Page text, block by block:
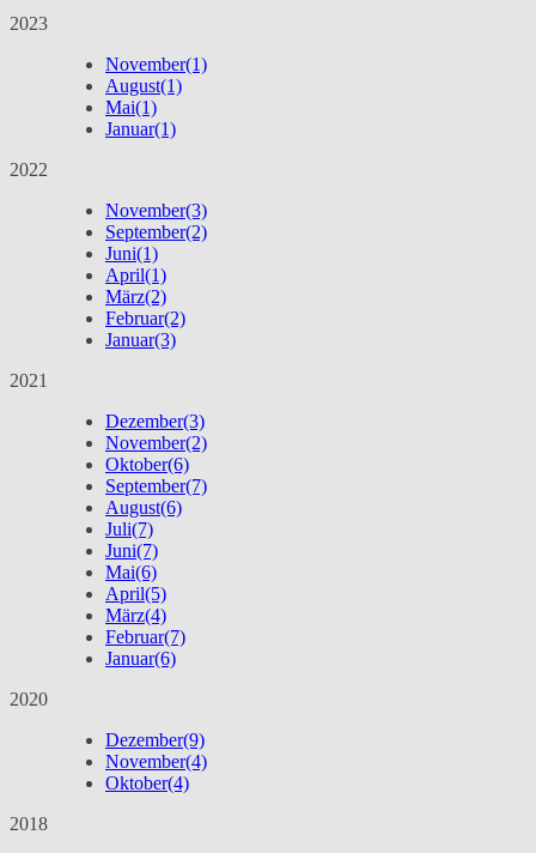
2023
November(1)
August(1)
Mai(1)
Januar(1)
2022
November(3)
September(2)
Juni(1)
April(1)
März(2)
Februar(2)
Januar(3)
2021
Dezember(3)
November(2)
Oktober(6)
September(7)
August(6)
Juli(7)
Juni(7)
Mai(6)
April(5)
März(4)
Februar(7)
Januar(6)
2020
Dezember(9)
November(4)
Oktober(4)
2018